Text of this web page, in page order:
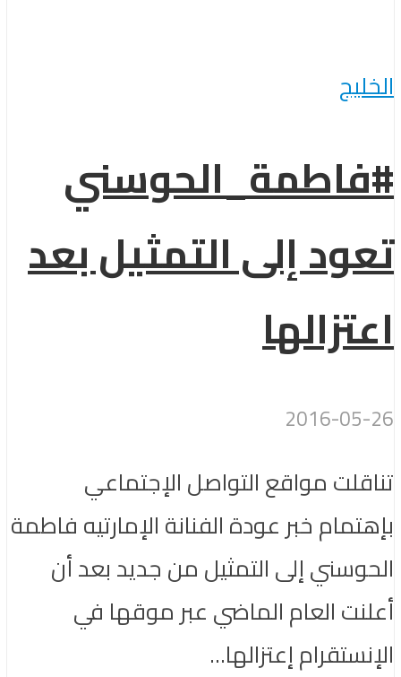
الخليج
#فاطمة_الحوسني
تعود إلى التمثيل بعد
اعتزالها
2016-05-26
تناقلت مواقع التواصل الإجتماعي
بإهتمام خبر عودة الفنانة الإمارتيه فاطمة
الحوسني إلى التمثيل من جديد بعد أن
أعلنت العام الماضي عبر موقها في
الإنستقرام إعتزالها...